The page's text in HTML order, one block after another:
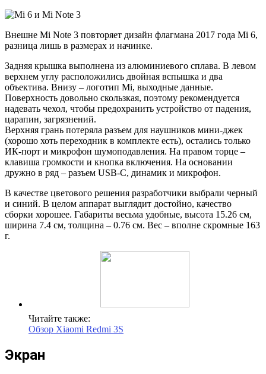
Внешне Mi Note 3 повторяет дизайн флагмана 2017 года Mi 6,
разница лишь в размерах и начинке.
Задняя крышка выполнена из алюминиевого сплава. В левом
верхнем углу расположились двойная вспышка и два
объектива. Внизу – логотип Mi, выходные данные.
Поверхность довольно скользкая, поэтому рекомендуется
надевать чехол, чтобы предохранить устройство от падения,
царапин, загрязнений.
Верхняя грань потеряла разъем для наушников мини-джек
(хорошо хоть переходник в комплекте есть), остались только
ИК-порт и микрофон шумоподавления. На правом торце –
клавиша громкости и кнопка включения. На основании
дружно в ряд – разъем USB-C, динамик и микрофон.
В качестве цветового решения разработчики выбрали черный
и синий. В целом аппарат выглядит достойно, качество
сборки хорошее. Габариты весьма удобные, высота 15.26 см,
ширина 7.4 см, толщина – 0.76 см. Вес – вполне скромные 163
г.
Читайте также:
Обзор Xiaomi Redmi 3S
Экран